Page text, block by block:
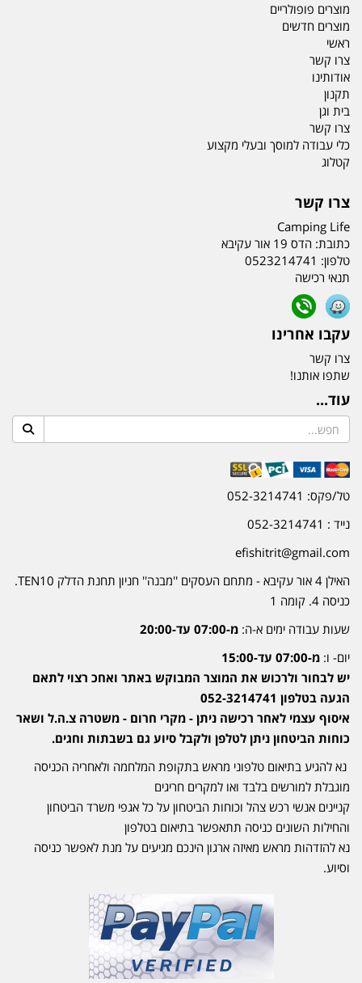
מוצרים פופולריים
מוצרים חדשים
ראשי
צרו קשר
אודותינו
תקנון
בית וגן
צרו קשר
כלי עבודה למוסך ובעלי מקצוע
קטלוג
צרו קשר
Camping Life
כתובת: הדס 19 אור עקיבא
טלפון: 0523214741
תנאי רכישה
עקבו אחרינו
צרו קשר
שתפו אותנו!
עוד...
טל/פקס: 052-3214741
נייד : 052-3214741
efishitrit@gmail.com
האילן 4 אור עקיבא - מתחם העסקים ''מבנה'' חניון תחנת הדלק TEN10.
כניסה 4. קומה 1
שעות עבודה ימים א-ה: מ-07:00 עד-20:00
יום- ו: מ-07:00 עד-15:00
יש לבחור ולרכוש את המוצר המבוקש באתר ואחכ רצוי לתאם
הגעה בטלפון 052-3214741
איסוף עצמי לאחר רכישה ניתן - מקרי חרום - משטרה צ.ה.ל ושאר
כוחות הביטחון ניתן לטלפן ולקבל סיוע גם בשבתות וחגים.
נא להגיע בתיאום טלפוני מראש בתקופת המלחמה ולאחריה הכניסה
מוגבלת למורשים בלבד ואו למקרים חריגים
קניינים אנשי רכש צהל וכוחות הביטחון על כל אגפי משרד הביטחון
והחילות השונים כניסה תתאפשר בתיאום בטלפון
נא להזדהות מראש מאיזה ארגון הינכם מגיעים על מנת לאפשר כניסה
וסיוע.